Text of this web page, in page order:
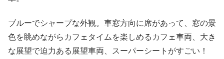
ブルーでシャープな外観。車窓方向に席があって、窓の景
色を眺めながらカフェタイムを楽しめるカフェ車両、大き
な展望で迫力ある展望車両、スーパーシートがすごい！